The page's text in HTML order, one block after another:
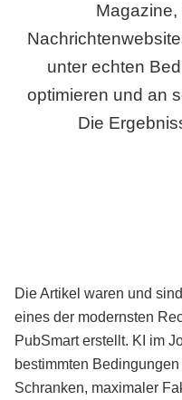
Magazine,
unter echten
optimieren und an
Die
Die Artikel waren und
eines der modernsten
PubSmart erstellt. KI im
bestimmten
Schranken, maximaler